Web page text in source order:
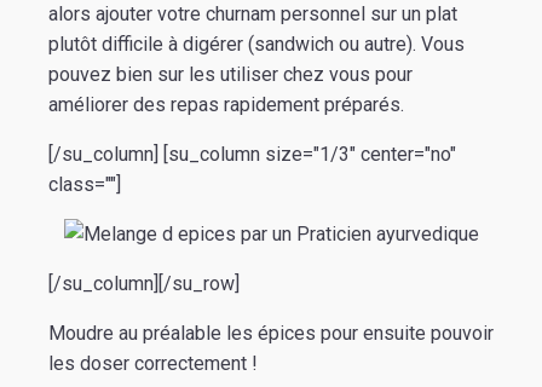
alors ajouter votre churnam personnel sur un plat
plutôt difficile à digérer (sandwich ou autre). Vous
pouvez bien sur les utiliser chez vous pour
améliorer des repas rapidement préparés.
[/su_column] [su_column size="1/3" center="no"
class=""]
[/su_column][/su_row]
Moudre au préalable les épices pour ensuite pouvoir
les doser correctement !